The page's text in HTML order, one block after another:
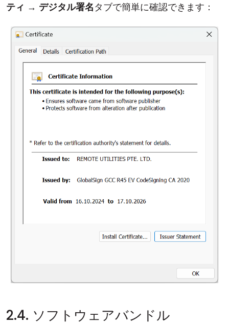
ティ → デジタル署名タブで簡単に確認できます：
2.4. ソフトウェアバンドル